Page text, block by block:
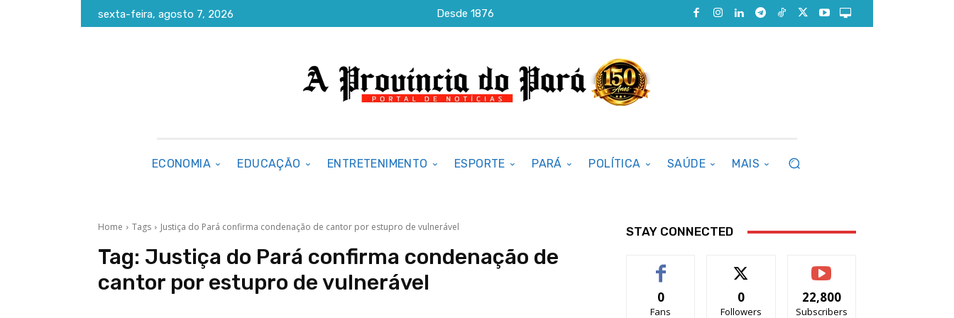
sexta-feira, agosto 7, 2026 Desde 1876
ECONOMIA EDUCAÇÃO ENTRETENIMENTO ESPORTE PARÁ POLÍTICA SAÚDE MAIS
Home Tags Justiça do Pará confirma condenação de cantor por estupro de vulnerável
Tag: Justiça do Pará confirma condenação de
cantor por estupro de vulnerável
STAY CONNECTED
0
Fans
0
Followers
22,800
Subscribers